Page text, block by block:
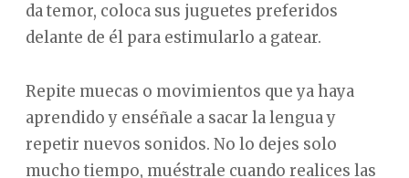
da temor, coloca sus juguetes preferidos
delante de él para estimularlo a gatear.
Repite muecas o movimientos que ya haya
aprendido y enséñale a sacar la lengua y
repetir nuevos sonidos. No lo dejes solo
mucho tiempo, muéstrale cuando realices las